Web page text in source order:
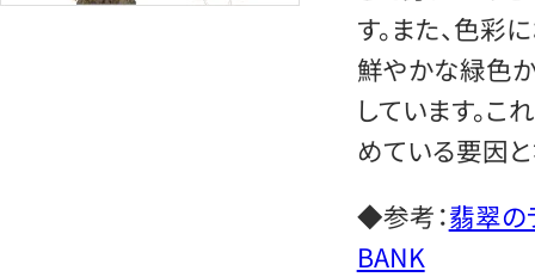
す。また、色彩
鮮やかな緑色
しています。
めている要因と
◆参考：翡翠の
BANK